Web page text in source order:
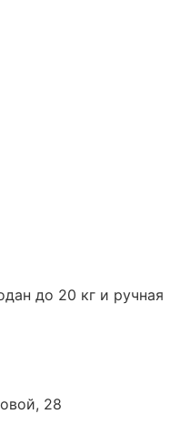
до 20 кг и ручная
28